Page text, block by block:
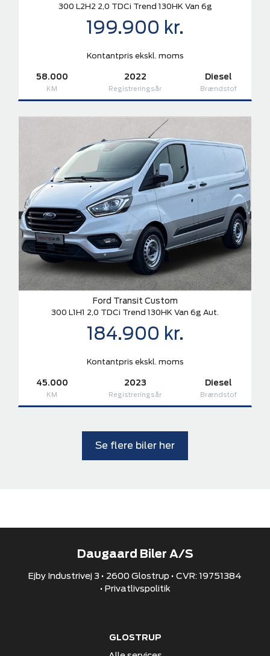
300 L2H2 2,0 TDCi Trend 130HK Van 6g
199.900 kr.
Kontantpris ekskl. moms
58.000
KM
2022
Registreringsår
Diesel
Brændstof
Ford Transit Custom
300 L1H1 2,0 TDCi Trend 130HK Van 6g Aut.
184.900 kr.
Kontantpris ekskl. moms
45.000
KM
2023
Registreringsår
Diesel
Brændstof
Se flere biler her
Daugaard Biler A/S
Ejby Industrivej 3 • 2600 Glostrup • CVR: 19751384
• Privatlivspolitik
GLOSTRUP